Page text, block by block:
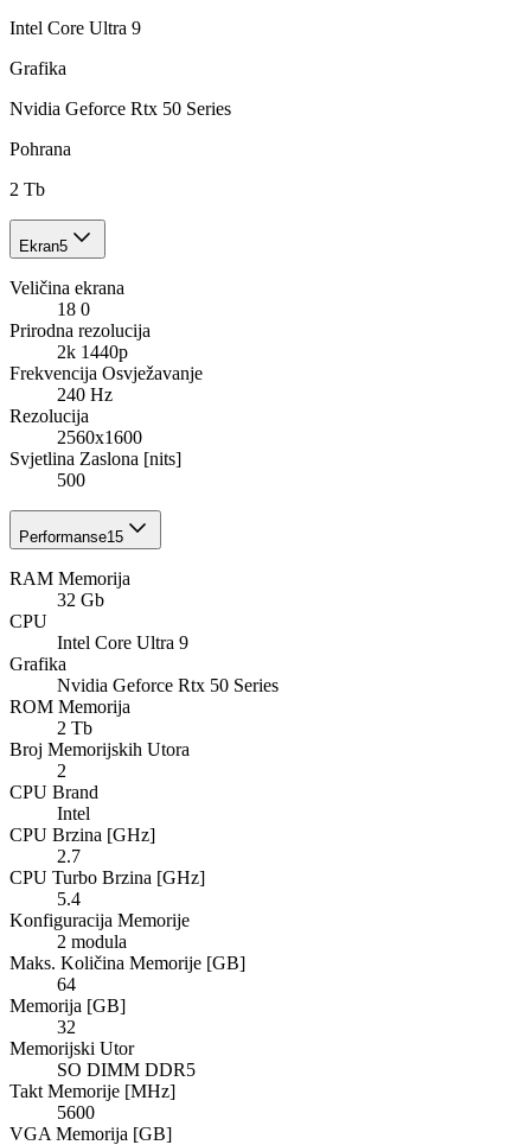
Intel Core Ultra 9
Grafika
Nvidia Geforce Rtx 50 Series
Pohrana
2 Tb
Ekran5
Veličina ekrana
18 0
Prirodna rezolucija
2k 1440p
Frekvencija Osvježavanje
240 Hz
Rezolucija
2560x1600
Svjetlina Zaslona [nits]
500
Performanse15
RAM Memorija
32 Gb
CPU
Intel Core Ultra 9
Grafika
Nvidia Geforce Rtx 50 Series
ROM Memorija
2 Tb
Broj Memorijskih Utora
2
CPU Brand
Intel
CPU Brzina [GHz]
2.7
CPU Turbo Brzina [GHz]
5.4
Konfiguracija Memorije
2 modula
Maks. Količina Memorije [GB]
64
Memorija [GB]
32
Memorijski Utor
SO DIMM DDR5
Takt Memorije [MHz]
5600
VGA Memorija [GB]